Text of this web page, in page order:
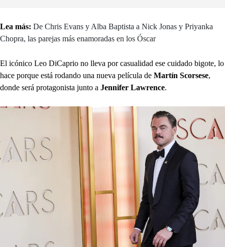
Lea más: De Chris Evans y Alba Baptista a Nick Jonas y Priyanka
Chopra, las parejas más enamoradas en los Óscar
El icónico Leo DiCaprio no lleva por casualidad ese cuidado bigote, lo
hace porque está rodando una nueva película de Martín Scorsese,
donde será protagonista junto a Jennifer Lawrence.